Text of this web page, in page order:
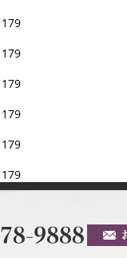
179
179
179
179
179
179